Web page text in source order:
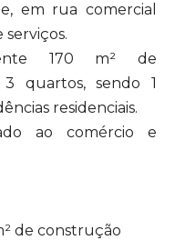
em rua comercial
170 m² de
quartos, sendo 1
residenciais.
ao comércio e
de construção